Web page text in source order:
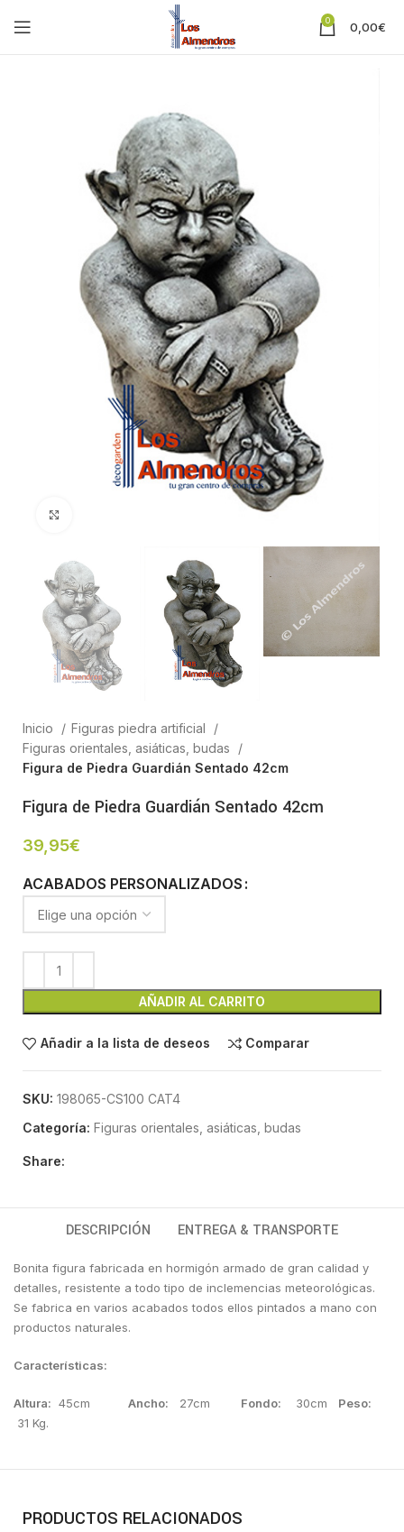
0 0,00€
Inicio
Figuras piedra artificial
Figuras orientales, asiáticas, budas
Figura de Piedra Guardián Sentado 42cm
Figura de Piedra Guardián Sentado 42cm
39,95€
ACABADOS PERSONALIZADOS
AÑADIR AL CARRITO
Añadir a la lista de deseos Comparar
SKU: 198065-CS100 CAT4
Categoría: Figuras orientales, asiáticas, budas
Share:
DESCRIPCIÓN ENTREGA & TRANSPORTE
Bonita figura fabricada en hormigón armado de gran calidad y
detalles, resistente a todo tipo de inclemencias meteorológicas.
Se fabrica en varios acabados todos ellos pintados a mano con
productos naturales.
Características:
Altura: 45cm Ancho: 27cm Fondo: 30cm Peso:
31 Kg.
PRODUCTOS RELACIONADOS